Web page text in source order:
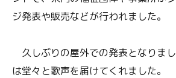
ジ発表や販売などが行われました。
久しぶりの屋外での発表となりま
は堂々と歌声を届けてくれました。